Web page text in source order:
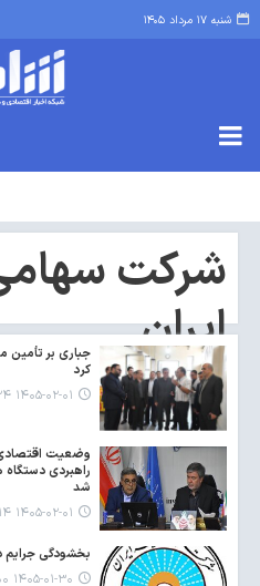
شنبه ۱۷ مرداد ۱۴۰۵
شرکت
ایران
جباری بر تأمین
کرد
۱۴۰۵-۰۲-۰۱ ۱۵:۲۴
وضعیت
راهبردی دستگاه
شد
۱۴۰۵-۰۲-۰۱ ۱۲:۱۴
بخشودگی
۱۴۰۵-۰۱-۳۰ ۱۳:۰۰